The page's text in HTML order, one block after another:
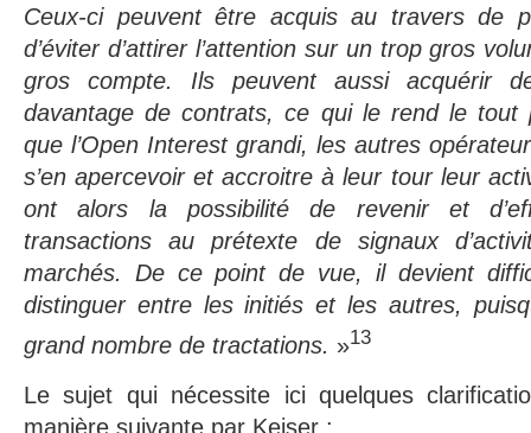
Ceux-ci peuvent être acquis au travers de
d’éviter d’attirer l’attention sur un trop gros
gros compte. Ils peuvent aussi acquérir
davantage de contrats, ce qui le rend le tout
que l’Open Interest grandi, les autres
s’en apercevoir et accroitre à leur tour leur
ont alors la possibilité de revenir et
transactions au prétexte de signaux
marchés. De ce point de vue, il devient
distinguer entre les initiés et les autres,
grand nombre de tractations. »13
Le sujet qui nécessite ici quelques
manière suivante par Keiser :